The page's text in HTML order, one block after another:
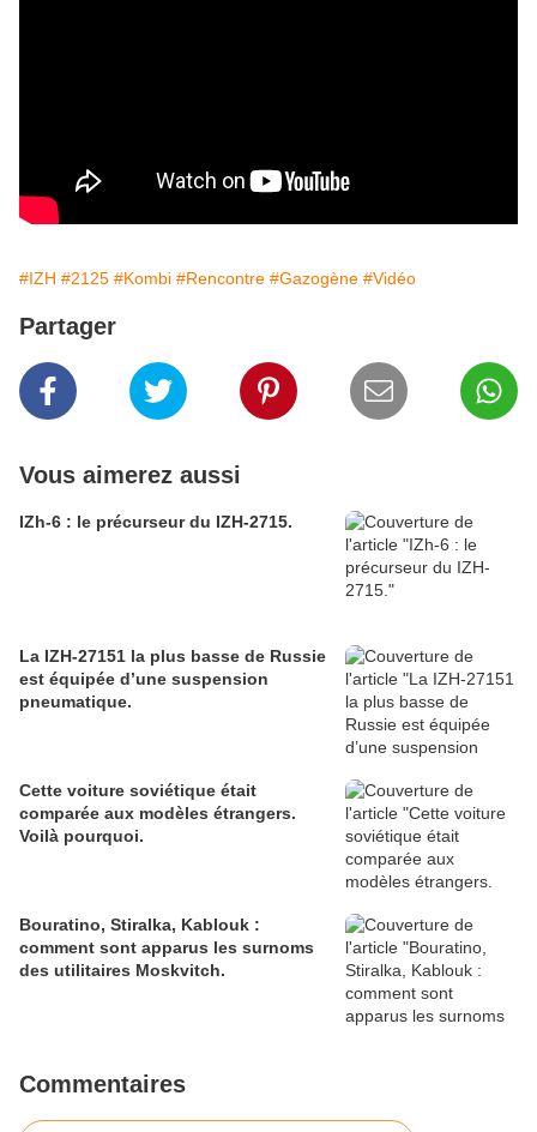
#IZH #2125 #Kombi #Rencontre #Gazogène #Vidéo
Partager
Vous aimerez aussi
IZh-6 : le précurseur du IZH-2715.
La IZH-27151 la plus basse de Russie
est équipée d’une suspension
pneumatique.
Cette voiture soviétique était
comparée aux modèles étrangers.
Voilà pourquoi.
Bouratino, Stiralka, Kablouk :
comment sont apparus les surnoms
des utilitaires Moskvitch.
Commentaires